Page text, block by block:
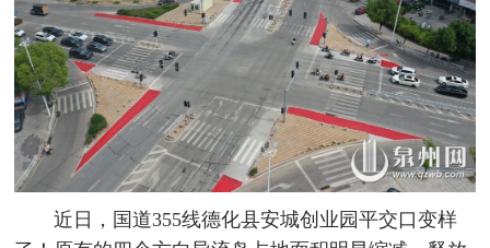
近日，国道355线德化县安城创业园平交口变样